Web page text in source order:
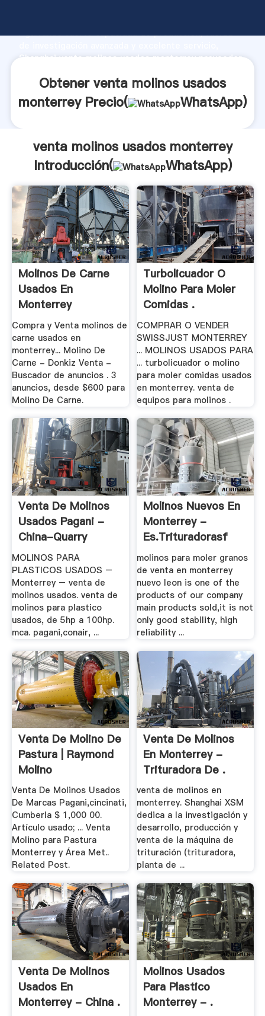
Agarrando fuerte capacidad de producción, fuerza
Shanghai venta molinos usados monterrey proveedor
Obtener venta molinos usados
monterrey Precio(
WhatsApp)
venta molinos usados monterrey
Introducción(
WhatsApp)
Molinos De Carne
Usados En
Monterrey
Compra y Venta molinos de
carne usados en
monterrey... Molino De
Carne - Donkiz Venta -
Buscador de anuncios . 3
anuncios, desde $600 para
Molino De Carne.
Turbolicuador O
Molino Para Moler
Comidas .
COMPRAR O VENDER
SWISSJUST MONTERREY
... MOLINOS USADOS PARA
... turbolicuador o molino
para moler comidas usados
en monterrey. venta de
equipos para molinos .
Venta De Molinos
Usados Pagani -
China-Quarry
MOLINOS PARA
PLASTICOS USADOS –
Monterrey – venta de
molinos usados. venta de
molinos para plastico
usados, de 5hp a 100hp.
mca. pagani,conair, ...
Molinos Nuevos En
Monterrey -
Es.trituradorasf
molinos para moler granos
de venta en monterrey
nuevo leon is one of the
products of our company
main products sold,it is not
only good stability, high
reliability ...
Venta De Molino De
Pastura | Raymond
Molino
Venta De Molinos Usados
De Marcas Pagani,cincinati,
Cumberla $ 1,000 00.
Artículo usado; ... Venta
Molino para Pastura
Monterrey y Área Met..
Related Post.
Venta De Molinos
En Monterrey -
Trituradora De .
venta de molinos en
monterrey. Shanghai XSM
dedica a la investigación y
desarrollo, producción y
venta de la máquina de
trituración (trituradora,
planta de ...
Venta De Molinos
Usados En
Monterrey - China .
Molinos Usados
Para Plastico
Monterrey - .